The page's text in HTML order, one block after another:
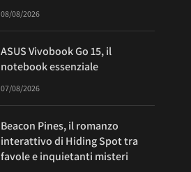
08/08/2026
ASUS Vivobook Go 15, il
notebook essenziale
07/08/2026
Beacon Pines, il romanzo
interattivo di Hiding Spot tra
favole e inquietanti misteri